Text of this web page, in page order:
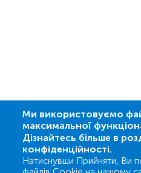
Ми використовуємо
максимальної
Дізнайтесь більше в
конфіденційності.
Натиснувши Прийняти, Ви